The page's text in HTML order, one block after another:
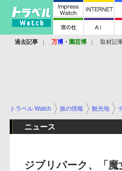
過去記事 万博 ・ 園芸博 取材記
トラベル Watch 旅の情報 観光地
ニュース
ジブリパーク、「